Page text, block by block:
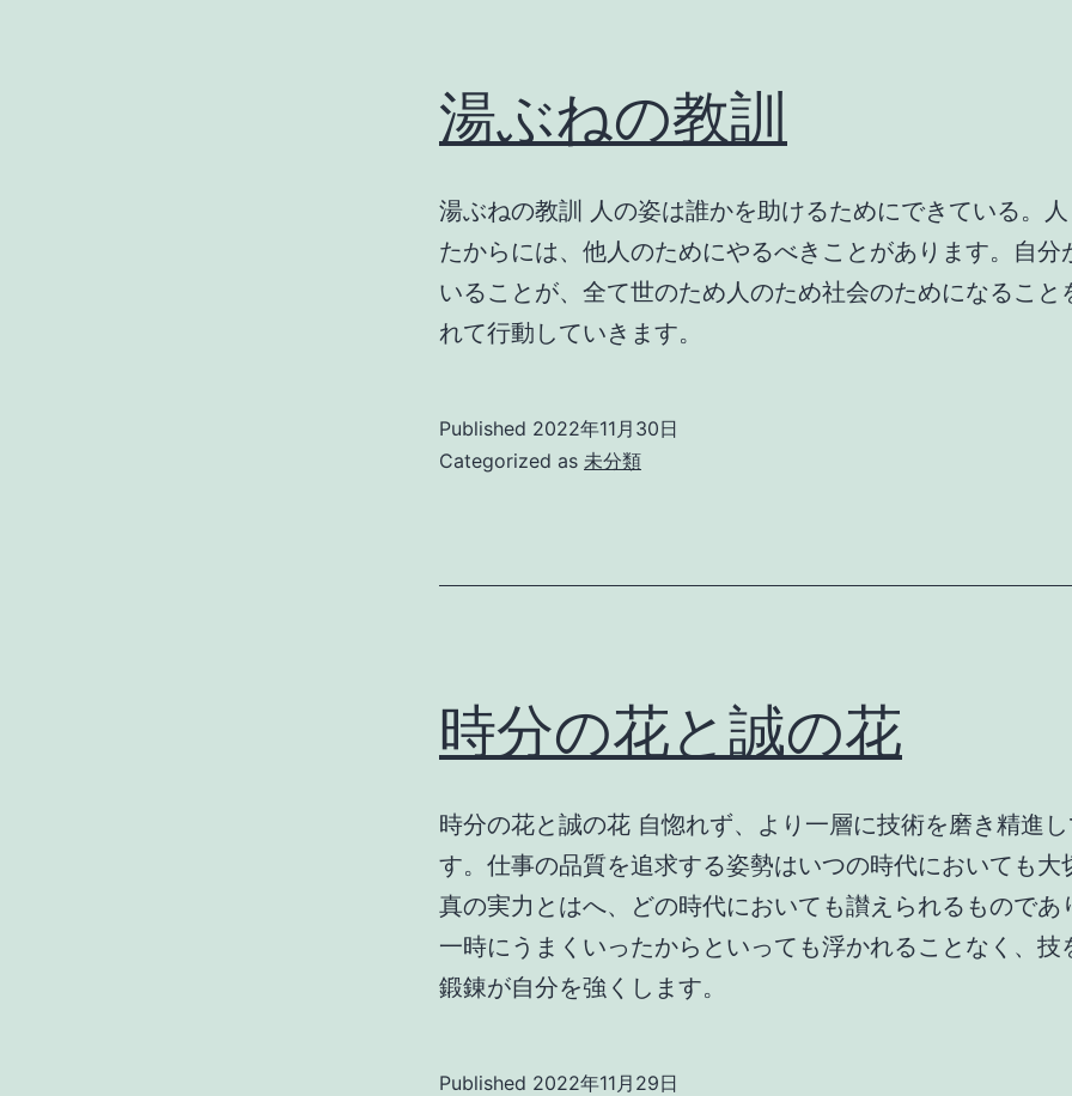
湯ぶねの教訓
湯ぶねの教訓 人の姿は誰かを助けるためにできている。
たからには、他人のためにやるべきことがあります。自分
いることが、全て世のため人のため社会のためになること
れて行動していきます。
Published 2022年11月30日
Categorized as 未分類
時分の花と誠の花
時分の花と誠の花 自惚れず、より一層に技術を磨き精進
す。仕事の品質を追求する姿勢はいつの時代においても大
真の実力とはへ、どの時代においても讃えられるものであ
一時にうまくいったからといっても浮かれることなく、技
鍛錬が自分を強くします。
Published 2022年11月29日